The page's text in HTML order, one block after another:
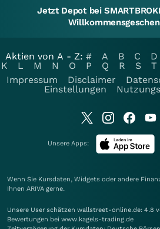
Jetzt Depot bei
Aktien von A - Z: # A B C D
K
L M N O P Q R S T
Impressum
Disclaimer
Einstellungen
Unsere Apps:
Wenn Sie Kursdaten, Widgets oder andere
Ihnen ARIVA gerne.
Unsere User schätzen wallstreet-online.de: 4.8
Bewertungen bei www.kagels-trading.de